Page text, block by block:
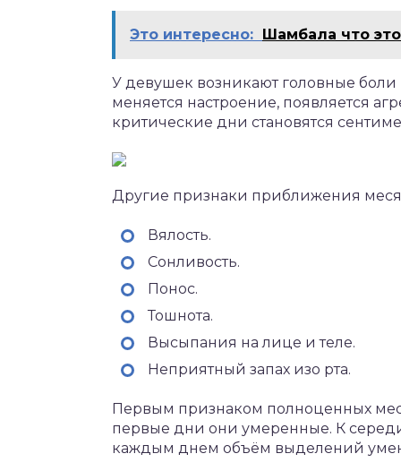
Это интересно: Шамбала что
У девушек возникают головные
меняется настроение, появляется
критические дни становятся
Другие признаки приближения
Вялость.
Сонливость.
Понос.
Тошнота.
Высыпания на лице и теле.
Неприятный запах изо рта.
Первым признаком полноценных
первые дни они умеренные. К
каждым днем объём выделений